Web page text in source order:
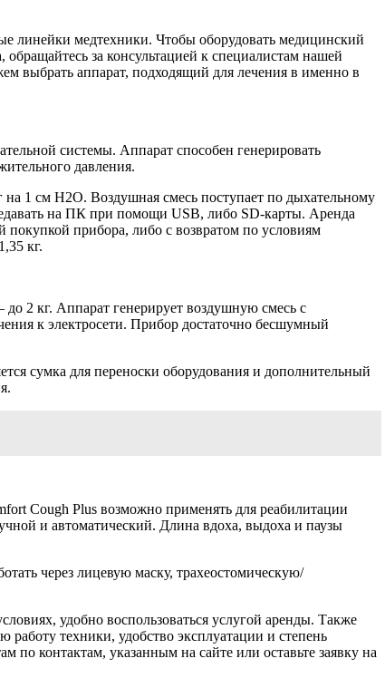
линейки медтехники. Чтобы оборудовать медицинский
за консультацией к специалистам нашей
выбрать аппарат, подходящий для лечения в именно в
системы. Аппарат способен генерировать
давления.
1 см H2O. Воздушная смесь поступает по дыхательному
на ПК при помощи USB, либо SD-карты. Аренда
прибора, либо с возвратом по условиям
кг.
2 кг. Аппарат генерирует воздушную смесь с
к электросети. Прибор достаточно бесшумный
сумка для переноски оборудования и дополнительный
Cough Plus возможно применять для реабилитации
и автоматический. Длина вдоха, выдоха и паузы
через лицевую маску, трахеостомическую/
удобно воспользоваться услугой аренды. Также
техники, удобство эксплуатации и степень
по контактам, указанным на сайте или оставьте заявку на